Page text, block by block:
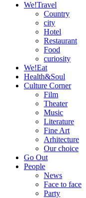
We!Travel
Country
city
Hotel
Restaurant
Food
curiosity
We!Eat
Health&Soul
Culture Corner
Film
Theater
Music
Literature
Fine Art
Arhitecture
Our choice
Go Out
People
News
Face to face
Party